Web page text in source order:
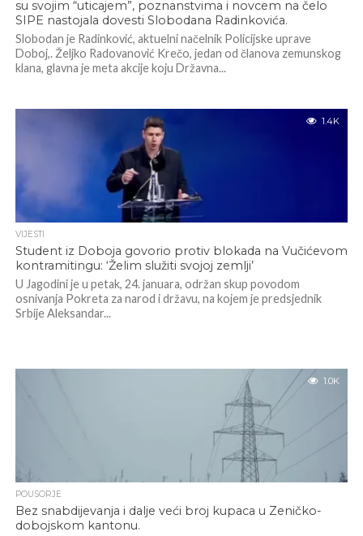
su svojim “uticajem”, poznanstvima i novcem na čelo
SIPE nastojala dovesti Slobodana Radinkovića.
Slobodan je Radinković, aktuelni načelnik Policijske uprave
Doboj,. Željko Radovanović Krečo, jedan od članova zemunskog
klana, glavna je meta akcije koju Državna...
1.4K
VIJESTI
Student iz Doboja govorio protiv blokada na Vučićevom
kontramitingu: ‘Želim služiti svojoj zemlji’
U Jagodini je u petak, 24. januara, održan skup povodom
osnivanja Pokreta za narod i državu, na kojem je predsjednik
Srbije Aleksandar...
1.0K
POUSORJE
Bez snabdijevanja i dalje veći broj kupaca u Zeničko-
dobojskom kantonu.